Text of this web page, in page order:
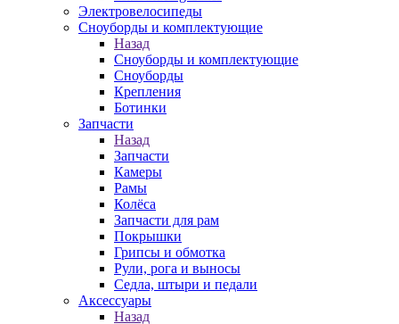
Электровелосипеды
Cноуборды и комплектующие
Назад
Cноуборды и комплектующие
Сноуборды
Крепления
Ботинки
Запчасти
Назад
Запчасти
Камеры
Рамы
Колёса
Запчасти для рам
Покрышки
Грипсы и обмотка
Рули, рога и выносы
Седла, штыри и педали
Аксессуары
Назад